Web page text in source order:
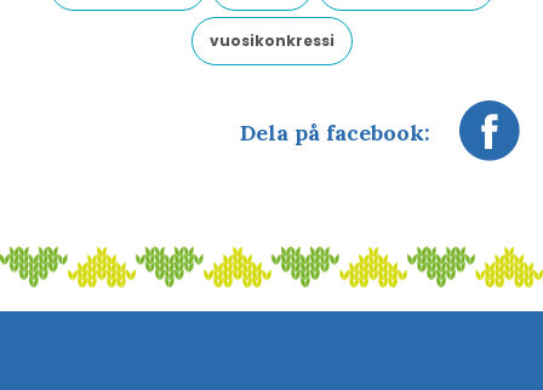
vuosikonkressi
Dela på facebook: